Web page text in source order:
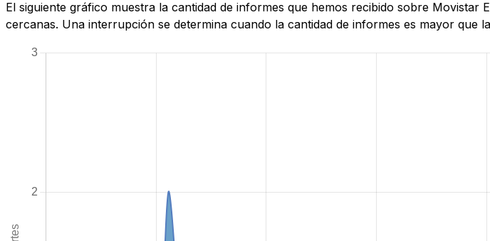
El siguiente gráfico muestra la cantidad de informes que hemos recibido sobre
cercanas. Una interrupción se determina cuando la cantidad de informes es mayor que